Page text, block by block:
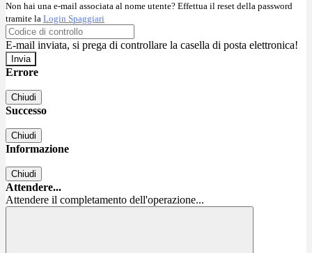
Non hai una e-mail associata al nome utente? Effettua il reset della password
tramite la Login Spaggiari
E-mail inviata, si prega di controllare la casella di posta elettronica!
Errore
Chiudi
Successo
Chiudi
Informazione
Chiudi
Attendere...
Attendere il completamento dell'operazione...